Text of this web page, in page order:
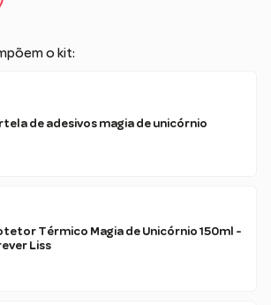
o kit:
de adesivos magia de unicórnio
Térmico Magia de Unicórnio 150ml -
Liss